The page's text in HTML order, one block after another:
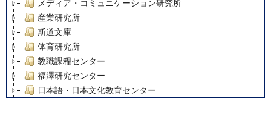
メディア・コミュニケーション研究所
産業研究所
斯道文庫
体育研究所
教職課程センター
福澤研究センター
日本語・日本文化教育センター